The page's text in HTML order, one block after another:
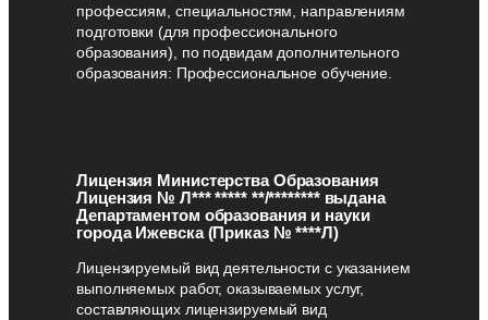
профессиям, специальностям, направлениям
подготовки (для профессионального
образования), по подвидам дополнительного
образования: Профессиональное обучение.
Лицензия Министерства Образования
Лицензия № Л*** ***** **/******** выдана
Департаментом образования и науки
города Ижевска (Приказ № ****Л)
Лицензируемый вид деятельности с указанием
выполняемых работ, оказываемых услуг,
составляющих лицензируемый вид